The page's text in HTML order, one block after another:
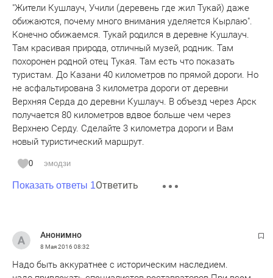
"Жители Кушлауч, Учили (деревень где жил Тукай) даже
обижаются, почему много внимания уделяется Кырлаю".
Конечно обижаемся. Тукай родился в деревне Кушлауч.
Там красивая природа, отличный музей, родник. Там
похоронен родной отец Тукая. Там есть что показать
туристам. До Казани 40 километров по прямой дороги. Но
не асфальтирована 3 километра дороги от деревни
Верхняя Серда до деревни Кушлауч. В объезд через Арск
получается 80 километров вдвое больше чем через
Верхнею Серду. Сделайте 3 километра дороги и Вам
новый туристический маршрут.
0 эмодзи
Показать ответы 1Ответить
Анонимно
8 Мая 2016 08:32
Надо быть аккуратнее с историческим наследием.